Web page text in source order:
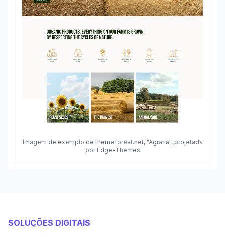
Imagem de exemplo de themeforest.net, "Agraria", projetada
por Edge-Themes
SOLUÇÕES DIGITAIS